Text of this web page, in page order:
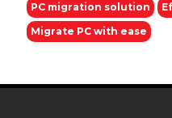
PC migration solution
Migrate PC with ease